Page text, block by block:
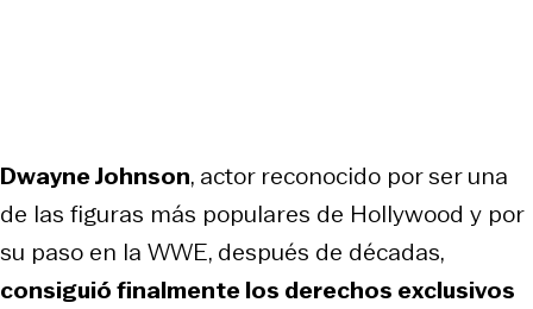
Dwayne Johnson, actor reconocido por ser una
de las figuras más populares de Hollywood y por
su paso en la WWE, después de décadas,
consiguió finalmente los derechos exclusivos